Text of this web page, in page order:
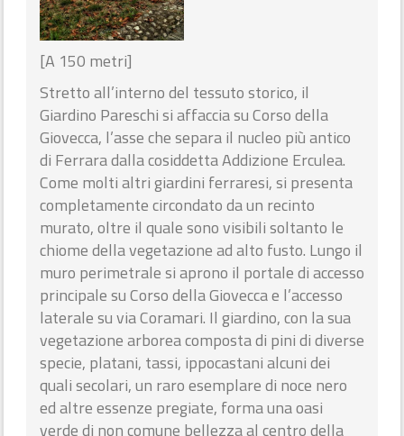
[A 150 metri]
Stretto all’interno del tessuto storico, il
Giardino Pareschi si affaccia su Corso della
Giovecca, l’asse che separa il nucleo più antico
di Ferrara dalla cosiddetta Addizione Erculea.
Come molti altri giardini ferraresi, si presenta
completamente circondato da un recinto
murato, oltre il quale sono visibili soltanto le
chiome della vegetazione ad alto fusto. Lungo il
muro perimetrale si aprono il portale di accesso
principale su Corso della Giovecca e l’accesso
laterale su via Coramari. Il giardino, con la sua
vegetazione arborea composta di pini di diverse
specie, platani, tassi, ippocastani alcuni dei
quali secolari, un raro esemplare di noce nero
ed altre essenze pregiate, forma una oasi
verde di non comune bellezza al centro della